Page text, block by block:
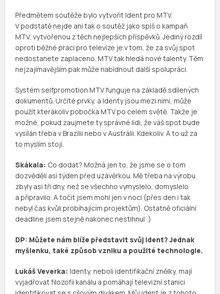
Předmětem soutěže bylo vytvořit Ident pro MTV.
V podstatě nejde ani tak o soutěž jako spíš o kampaň
MTV, vytvořenou z těch nejlepších příspěvků. Jediný rozdíl
oproti běžné práci pro televize je v tom, že za svůj spot
nedostanete zaplaceno. MTV tak hledá nové talenty. Těm
nejzajímavějším pak může nabídnout další spolupráci.
Systém selfpromotion MTV funguje na základě sdílených
dokumentů. Určité prvky, a Identy jsou mezi nimi, může
použít kterákoliv pobočka MTV po celém světě. Takže je
možné, pokud zaujmete ty správné lidi, že váš spot bude
vysílán třeba v Brazílii nebo v Austrálii. Kdekoliv. A to už za
to myslím stojí.
Skákala: Co dodat? Možná jen to, že jsme se o tom
dozvěděli asi týden před uzávěrkou. Mě třeba na výrobu
zbyly asi tři dny, než se všechno vymyslelo, domyslelo
a připravilo. A točit jsem mohl jen v noci (přes den i tak
nebyl čas kvůli probíhajícím projektům). Ostatně oficiální
deadline jsem stejně nakonec nestihnul :)
DP: Můžete nám blíže představit svůj ident? Jednak
myšlenku, také způsob vzniku a použité technologie.
Lukáš Veverka: Identy, neboli identifikační znělky, mají
vyjadřovat filozofii kanálu a pomáhají televizní stanici